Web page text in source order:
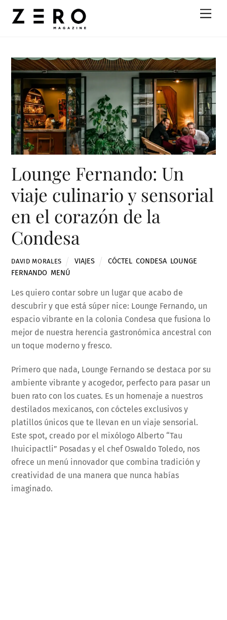
Lounge Fernando: Un
viaje culinario y sensorial
en el corazón de la
Condesa
DAVID MORALES VIAJES CÓCTEL, CONDESA, LOUNGE
FERNANDO MENÚ
Les quiero contar sobre un lugar que acabo de
descubrir y que está súper nice: Lounge Fernando, un
espacio vibrante en la colonia Condesa que fusiona lo
mejor de nuestra herencia gastronómica ancestral con
un toque moderno y fresco.
Primero que nada, Lounge Fernando se destaca por su
ambiente vibrante y acogedor, perfecto para pasar un
buen rato con los cuates. Es un homenaje a nuestros
destilados mexicanos, con cócteles exclusivos y
platillos únicos que te llevan en un viaje sensorial.
Este spot, creado por el mixólogo Alberto “Tau
Ihuicipactli” Posadas y el chef Oswaldo Toledo, nos
ofrece un menú innovador que combina tradición y
creatividad de una manera que nunca habías
imaginado.